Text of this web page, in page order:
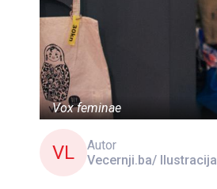
Vox feminae
VL
Autor
Vecernji.ba/ Ilustracija